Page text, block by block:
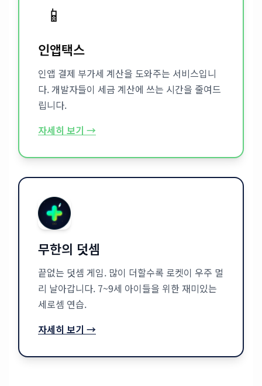
📱
인앱택스
인앱 결제 부가세 계산을 도와주는 서비스입니
다. 개발자들이 세금 계산에 쓰는 시간을 줄여드
립니다.
자세히 보기 →
무한의 덧셈
끝없는 덧셈 게임. 많이 더할수록 로켓이 우주 멀
리 날아갑니다. 7~9세 아이들을 위한 재미있는
세로셈 연습.
자세히 보기 →